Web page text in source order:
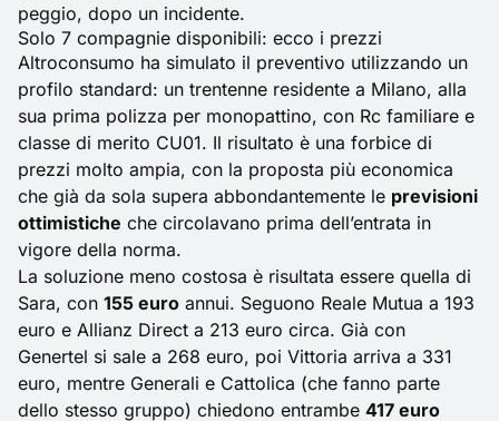
peggio, dopo un incidente.
Solo 7 compagnie disponibili: ecco i prezzi
Altroconsumo ha simulato il preventivo utilizzando un
profilo standard: un trentenne residente a Milano, alla
sua prima polizza per monopattino, con Rc familiare e
classe di merito CU01. Il risultato è una forbice di
prezzi molto ampia, con la proposta più economica
che già da sola supera abbondantemente le previsioni
ottimistiche che circolavano prima dell’entrata in
vigore della norma.
La soluzione meno costosa è risultata essere quella di
Sara, con 155 euro annui. Seguono Reale Mutua a 193
euro e Allianz Direct a 213 euro circa. Già con
Genertel si sale a 268 euro, poi Vittoria arriva a 331
euro, mentre Generali e Cattolica (che fanno parte
dello stesso gruppo) chiedono entrambe 417 euro